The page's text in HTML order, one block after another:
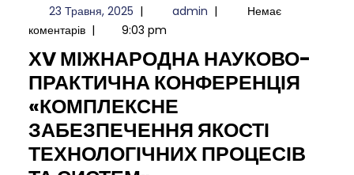
23 Травня, 202523
Травня,
2025
| admin admin
|
Немає
коментарів | 9:03 pm
ХV МІЖНАРОДНА НАУКОВО-
ПРАКТИЧНА КОНФЕРЕНЦІЯ
«КОМПЛЕКСНЕ
ЗАБЕЗПЕЧЕННЯ ЯКОСТІ
ТЕХНОЛОГІЧНИХ ПРОЦЕСІВ